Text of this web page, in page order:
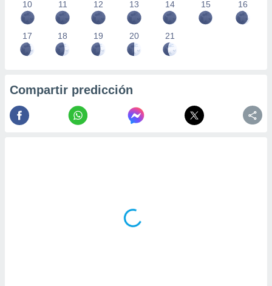
10 11 12 13 14 15 16
17 18 19 20 21
Compartir predicción